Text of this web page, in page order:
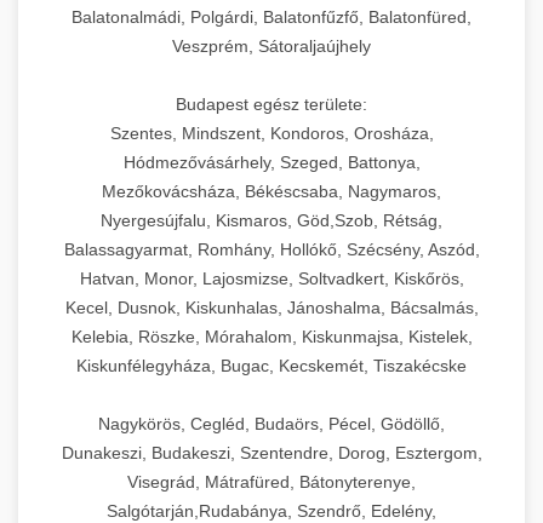
Balatonalmádi, Polgárdi, Balatonfűzfő, Balatonfüred,
Veszprém, Sátoraljaújhely
Budapest egész területe:
Szentes, Mindszent, Kondoros, Orosháza,
Hódmezővásárhely, Szeged, Battonya,
Mezőkovácsháza, Békéscsaba, Nagymaros,
Nyergesújfalu, Kismaros, Göd,Szob, Rétság,
Balassagyarmat, Romhány, Hollókő, Szécsény, Aszód,
Hatvan, Monor, Lajosmizse, Soltvadkert, Kiskőrös,
Kecel, Dusnok, Kiskunhalas, Jánoshalma, Bácsalmás,
Kelebia, Röszke, Mórahalom, Kiskunmajsa, Kistelek,
Kiskunfélegyháza, Bugac, Kecskemét, Tiszakécske
Nagykörös, Cegléd, Budaörs, Pécel, Gödöllő,
Dunakeszi, Budakeszi, Szentendre, Dorog, Esztergom,
Visegrád, Mátrafüred, Bátonyterenye,
Salgótarján,Rudabánya, Szendrő, Edelény,